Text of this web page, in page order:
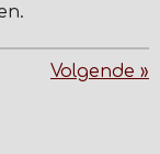
Volgende »